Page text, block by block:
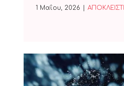
1 Μαΐου, 2026